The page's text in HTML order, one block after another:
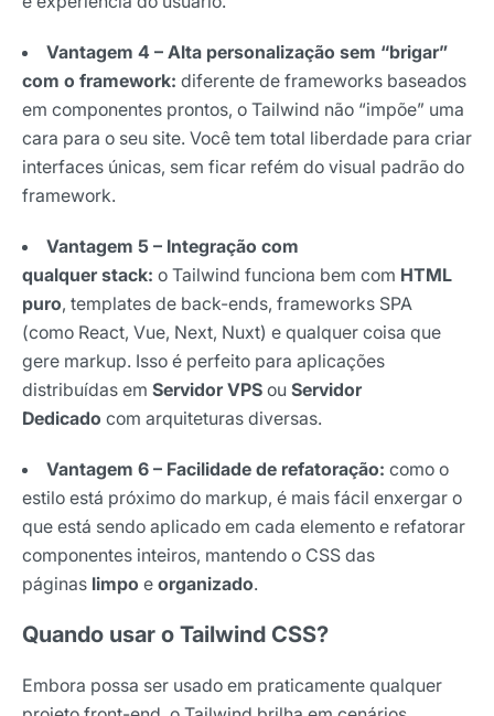
Vantagem 4 – Alta personalização sem “brigar”
com o framework: diferente de frameworks baseados
em componentes prontos, o Tailwind não “impõe” uma
cara para o seu site. Você tem total liberdade para criar
interfaces únicas, sem ficar refém do visual padrão do
framework.
Vantagem 5 – Integração com
qualquer stack: o Tailwind funciona bem com HTML
puro, templates de back-ends, frameworks SPA
(como React, Vue, Next, Nuxt) e qualquer coisa que
gere markup. Isso é perfeito para aplicações
distribuídas em Servidor VPS ou Servidor
Dedicado com arquiteturas diversas.
Vantagem 6 – Facilidade de refatoração: como o
estilo está próximo do markup, é mais fácil enxergar o
que está sendo aplicado em cada elemento e refatorar
componentes inteiros, mantendo o CSS das
páginas limpo e organizado.
Quando usar o Tailwind CSS?
Embora possa ser usado em praticamente qualquer
Receba os melhores insights da Locaweb
digital que valem a leitura.